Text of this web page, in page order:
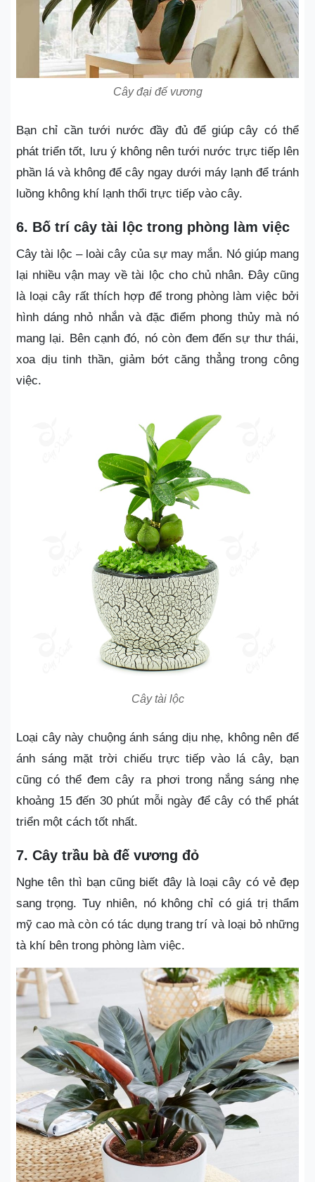
Cây đại đế vương
Bạn chỉ cần tưới nước đầy đủ để giúp cây có thể
phát triển tốt, lưu ý không nên tưới nước trực tiếp lên
phần lá và không để cây ngay dưới máy lạnh để tránh
luồng không khí lạnh thổi trực tiếp vào cây.
6. Bố trí cây tài lộc trong phòng làm việc
Cây tài lộc – loài cây của sự may mắn. Nó giúp mang
lại nhiều vận may về tài lộc cho chủ nhân. Đây cũng
là loại cây rất thích hợp để trong phòng làm việc bởi
hình dáng nhỏ nhắn và đặc điểm phong thủy mà nó
mang lại. Bên cạnh đó, nó còn đem đến sự thư thái,
xoa dịu tinh thần, giảm bớt căng thẳng trong công
việc.
Cây tài lộc
Loại cây này chuộng ánh sáng dịu nhẹ, không nên để
ánh sáng mặt trời chiếu trực tiếp vào lá cây, bạn
cũng có thể đem cây ra phơi trong nắng sáng nhẹ
khoảng 15 đến 30 phút mỗi ngày để cây có thể phát
triển một cách tốt nhất.
7. Cây trầu bà đế vương đỏ
Nghe tên thì bạn cũng biết đây là loại cây có vẻ đẹp
sang trọng. Tuy nhiên, nó không chỉ có giá trị thẩm
mỹ cao mà còn có tác dụng trang trí và loại bỏ những
tà khí bên trong phòng làm việc.